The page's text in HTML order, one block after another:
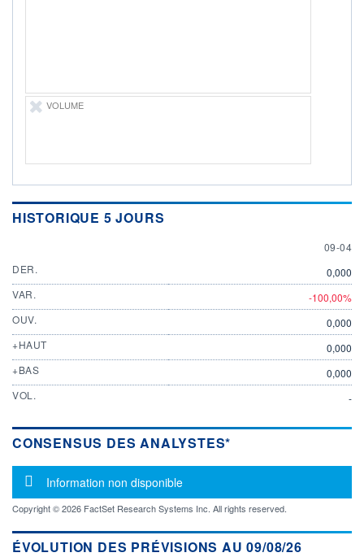
VOLUME
HISTORIQUE 5 JOURS
9 APRIL
09-04
DER.
0,000
VAR.
-100,00%
OUV.
0,000
+HAUT
0,000
+BAS
0,000
VOL.
-
CONSENSUS DES ANALYSTES*
Message d'information
Information non disponible
Copyright © 2026 FactSet Research Systems Inc. All rights reserved.
ÉVOLUTION DES PRÉVISIONS AU 09/08/26